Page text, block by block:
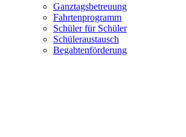
Ganztagsbetreuung
Fahrtenprogramm
Schüler für Schüler
Schüleraustausch
Begabtenförderung